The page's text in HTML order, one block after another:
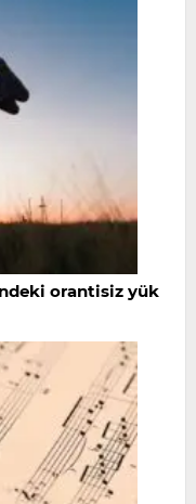
orantisiz yük